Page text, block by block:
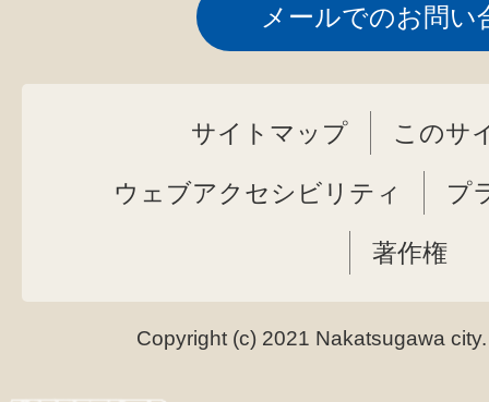
メールでのお問い
サイトマップ このサ
ウェブアクセシビリティ プ
著作権
Copyright (c) 2021 Nakatsugawa